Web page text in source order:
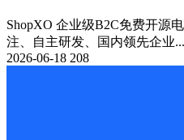
ShopXO 企业级B2C免费开源
注、自主研发、国内领先企业...
2026-06-18 208